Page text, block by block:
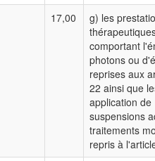
17,00
g) les
comportant
photons ou
reprises aux
22 ainsi que
application de
suspensions
traitements
repris à